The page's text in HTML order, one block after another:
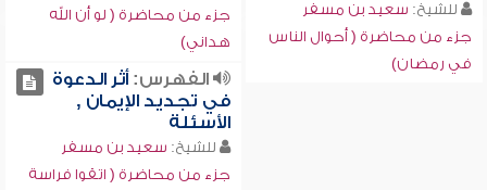
للشيخ: سعيد بن مسفر
جزء من محاضرة ( أحوال الناس
في رمضان)
جزء من محاضرة ( لو أن الله
هداني)
الفهرس:أثر الدعوة
في تجديد الإيمان ,
الأسئلة
للشيخ: سعيد بن مسفر
جزء من محاضرة ( اتقوا فراسة